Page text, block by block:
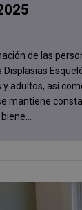
de las
y adultos, así
mantiene